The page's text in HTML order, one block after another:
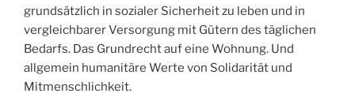
grundsätzlich in sozialer Sicherheit zu leben und in
vergleichbarer Versorgung mit Gütern des täglichen
Bedarfs. Das Grundrecht auf eine Wohnung. Und
allgemein humanitäre Werte von Solidarität und
Mitmenschlichkeit.